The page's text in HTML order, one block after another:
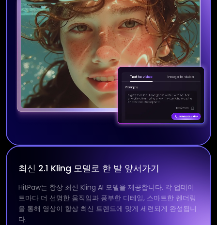
최신 2.1 Kling 모델로 한 발 앞서가기
HitPaw는 항상 최신 Kling AI 모델을 제공합니다. 각 업데이
트마다 더 선명한 움직임과 풍부한 디테일, 스마트한 렌더링
을 통해 영상이 항상 최신 트렌드에 맞게 세련되게 완성됩니
다.